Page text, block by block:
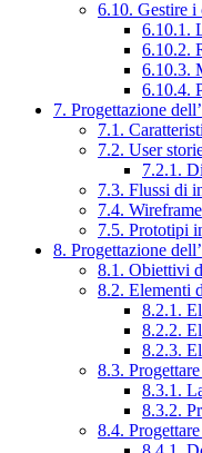
6.10. Gestire i
6.10.1.
6.10.2.
6.10.3.
6.10.4.
7. Progettazione
7.1.
7.2. User
7.2.1.
7.3. Flussi di
7.4. Wireframe
7.5. Prototipi
8. Progettazione
8.1. Obiettivi
8.2. Elementi
8.2.1.
8.2.2.
8.2.3.
8.3.
8.3.1.
8.3.2.
8.4.